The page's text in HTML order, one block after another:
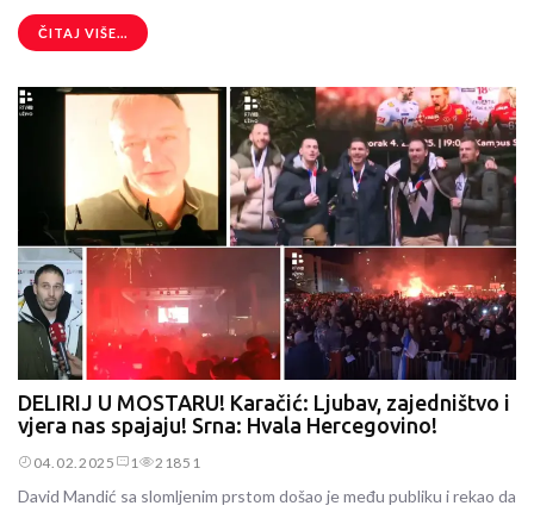
ČITAJ VIŠE...
DELIRIJ U MOSTARU! Karačić: Ljubav, zajedništvo i
vjera nas spajaju! Srna: Hvala Hercegovino!
04.02.2025 1 21851
David Mandić sa slomljenim prstom došao je među publiku i rekao da